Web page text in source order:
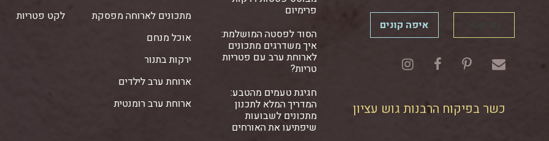
איפה קונים
כשר בפיקוח הרבנות גוש עציון
פרימיום
הסוד לפסטה המושלמת:
איך משדרגים מתכונים
לארוחת ערב עם פטריות
טריות?
חגיגת טעמים מהטבע:
המדריך המלא לתכנון
מתכונים לשבועות
שיפתיעו את האורחים
מתכונים לארוחה מפסקת
אוכל מנחם
ירקות בתנור
ארוחת ערב לילדים
ארוחת ערב רומנטית
לקט פטריות